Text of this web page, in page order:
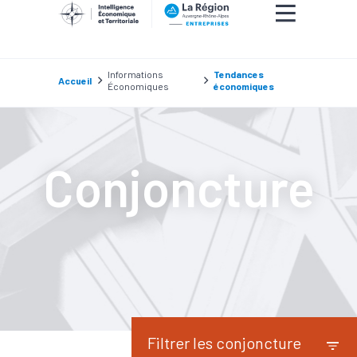
Accueil
Informations
Économiques
Tendances
économiques
Conjoncture
Filtrer les conjoncture